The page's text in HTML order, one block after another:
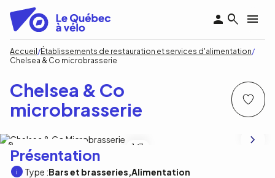
contenu
principal
Fil
Accueil
Établissements de restauration et services d'alimentation
Chelsea & Co microbrasserie
Chelsea & Co
microbrasserie
1 /3
Présentation
Type :Bars et brasseries Alimentation